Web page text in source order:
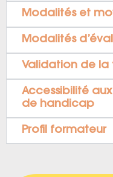
Modalités et
Modalités
Validation de
Accessibilité
de handicap
Profil formateur